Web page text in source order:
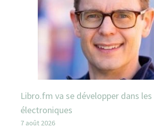
Libro.fm va se développer dans les
électroniques
7 août 2026